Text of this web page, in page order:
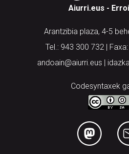
Aiurri.eus -
Arantzibia plaza, 4-5
Tel.: 943 300 732 |
andoain@aiurri.eus |
Codesyntaxek